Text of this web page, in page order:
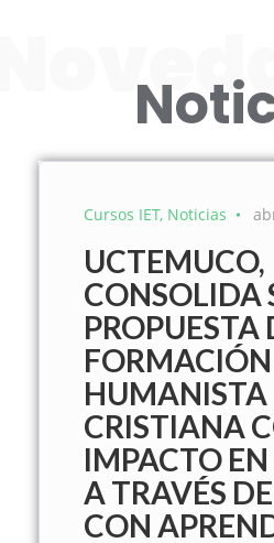
Cursos IET Noticias
UCTEMUCO,
CONSOLIDA
PROPUESTA
FORMACIÓN
HUMANISTA
CRISTIANA
IMPACTO
A TRAVÉS
CON